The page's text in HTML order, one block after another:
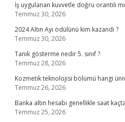
İş uygulanan kuvvetle doğru orantılı
Temmuz 30, 2026
2024 Altın Ayı ödülünü kim kazandı ?
Temmuz 30, 2026
Tanık gösterme nedir 5. sınıf ?
Temmuz 28, 2026
Kozmetik teknolojisi bölümü hangi
Temmuz 26, 2026
Banka altın hesabı genellikle saat
Temmuz 25, 2026